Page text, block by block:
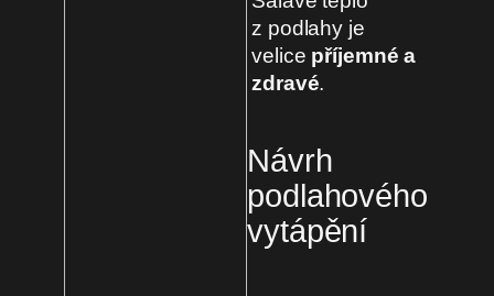
z podlahy je
velice příjemné a
zdravé.
Návrh
podlahového
vytápění